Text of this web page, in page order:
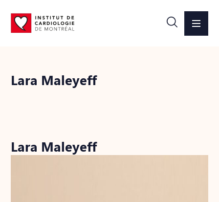
Lara Maleyeff
Lara Maleyeff